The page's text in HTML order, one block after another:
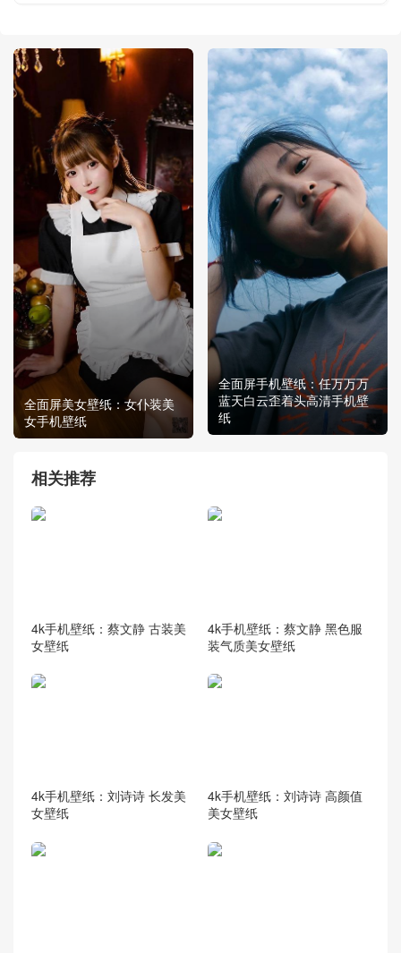
全面屏美女壁纸：女仆装美
女手机壁纸
全面屏手机壁纸：任万万万
蓝天白云歪着头高清手机壁
纸
相关推荐
4k手机壁纸：蔡文静 古装美
女壁纸
4k手机壁纸：蔡文静 黑色服
装气质美女壁纸
4k手机壁纸：刘诗诗 长发美
女壁纸
4k手机壁纸：刘诗诗 高颜值
美女壁纸